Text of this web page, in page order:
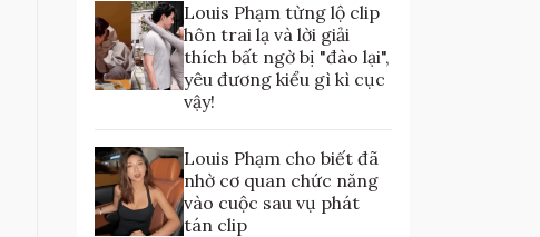
Louis Phạm từng lộ clip
hôn trai lạ và lời giải
thích bất ngờ bị "đào lại",
yêu đương kiểu gì kì cục
vậy!
Louis Phạm cho biết đã
nhờ cơ quan chức năng
vào cuộc sau vụ phát
tán clip